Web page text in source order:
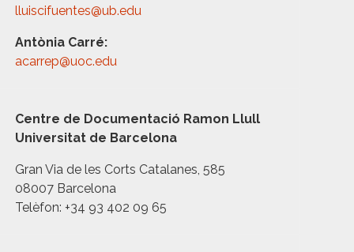
lluiscifuentes@ub.edu
Antònia Carré:
acarrep@uoc.edu
Centre de Documentació Ramon Llull
Universitat de Barcelona
Gran Via de les Corts Catalanes, 585
08007 Barcelona
Telèfon: +34 93 402 09 65